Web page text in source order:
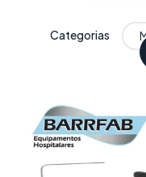
Categorias